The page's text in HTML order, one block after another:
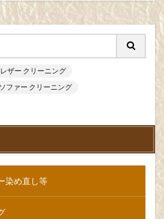
ザー クリーニング
ソファー クリーニング
染め直し等